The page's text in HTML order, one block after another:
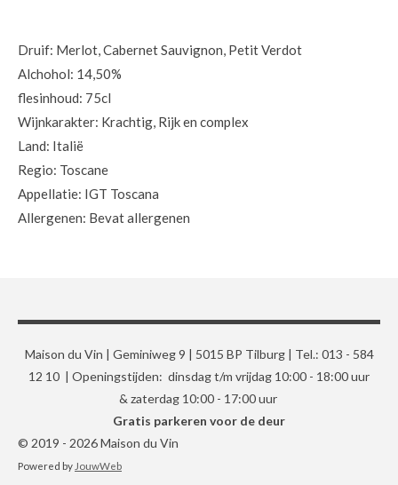
Druif: Merlot, Cabernet Sauvignon, Petit Verdot
Alchohol: 14,50%
flesinhoud: 75cl
Wijnkarakter: Krachtig, Rijk en complex
Land: Italië
Regio: Toscane
Appellatie: IGT Toscana
Allergenen: Bevat allergenen
Maison du Vin | Geminiweg 9 | 5015 BP Tilburg | Tel.: 013 - 584
12 10 | Openingstijden: dinsdag t/m vrijdag 10:00 - 18:00 uur
& zaterdag 10:00 - 17:00 uur
Gratis parkeren voor de deur
© 2019 - 2026 Maison du Vin
Powered by JouwWeb